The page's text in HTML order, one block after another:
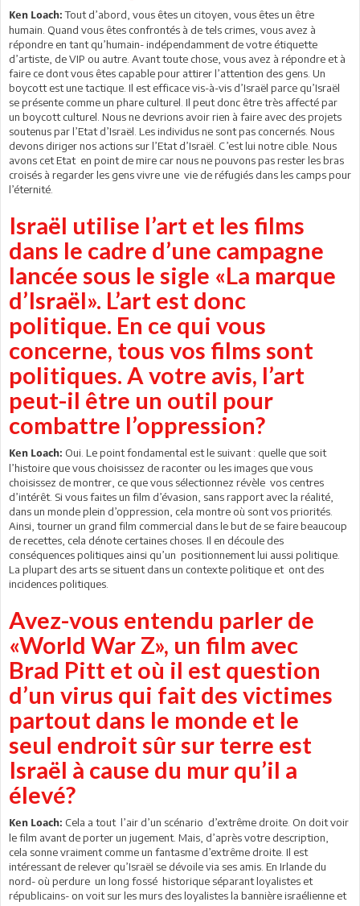
Ken Loach:Tout d’abord, vous êtes un citoyen, vous êtes un être
humain. Quand vous êtes confrontés à de tels crimes, vous avez à
répondre en tant qu’humain- indépendamment de votre étiquette
d’artiste, de VIP ou autre. Avant toute chose, vous avez à répondre et à
faire ce dont vous êtes capable pour attirer l’attention des gens. Un
boycott est une tactique. Il est efficace vis-à-vis d’Israël parce qu’Israël
se présente comme un phare culturel. Il peut donc être très affecté par
un boycott culturel. Nous ne devrions avoir rien à faire avec des projets
soutenus par l’Etat d’Israël. Les individus ne sont pas concernés. Nous
devons diriger nos actions sur l’Etat d’Israël. C’est lui notre cible. Nous
avons cet Etat en point de mire car nous ne pouvons pas rester les bras
croisés à regarder les gens vivre une vie de réfugiés dans les camps pour
l’éternité.
Israël utilise l’art et les films
dans le cadre d’une campagne
lancée sous le sigle «La marque
d’Israël». L’art est donc
politique. En ce qui vous
concerne, tous vos films sont
politiques. A votre avis, l’art
peut-il être un outil pour
combattre l’oppression?
Ken Loach: Oui. Le point fondamental est le suivant : quelle que soit
l’histoire que vous choisissez de raconter ou les images que vous
choisissez de montrer, ce que vous sélectionnez révèle vos centres
d’intérêt. Si vous faites un film d’évasion, sans rapport avec la réalité,
dans un monde plein d’oppression, cela montre où sont vos priorités.
Ainsi, tourner un grand film commercial dans le but de se faire beaucoup
de recettes, cela dénote certaines choses. Il en découle des
conséquences politiques ainsi qu’un positionnement lui aussi politique.
La plupart des arts se situent dans un contexte politique et ont des
incidences politiques.
Avez-vous entendu parler de
«World War Z», un film avec
Brad Pitt et où il est question
d’un virus qui fait des victimes
partout dans le monde et le
seul endroit sûr sur terre est
Israël à cause du mur qu’il a
élevé?
Ken Loach: Cela a tout l’air d’un scénario d’extrême droite. On doit voir
le film avant de porter un jugement. Mais, d’après votre description,
cela sonne vraiment comme un fantasme d’extrême droite. Il est
intéressant de relever qu’Israël se dévoile via ses amis. En Irlande du
nord- où perdure un long fossé historique séparant loyalistes et
républicains- on voit sur les murs des loyalistes la bannière israélienne et